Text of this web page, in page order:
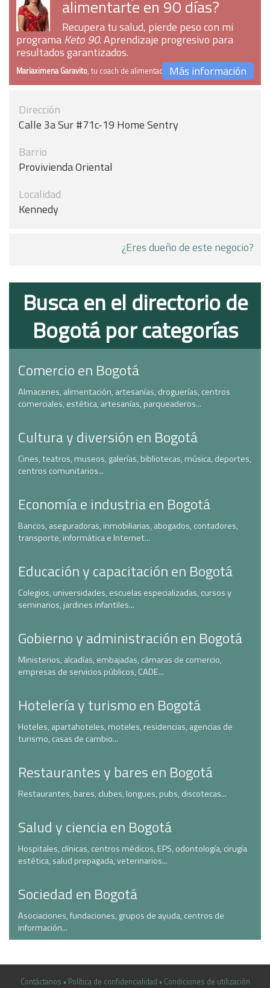
alimentarte en 90 días?
Recupera tu salud, pierde peso con mi
programaKeto 90. Aprendizaje progresivo para
resultados garantizados.
Mariaximena Garavito, tu coach de alimentaciónMás información
Dirección
Calle 3a Sur #71c-19 Home Sentry
Barrio
Provivienda Oriental
Localidad
Kennedy
¿Eres dueño de este negocio?
Busca en el directorio de
Bogotá por categorías
Comercio en Bogotá
Almacenes, alimentación, artesanías, droguerías, centros
comerciales, estética, artesanías, parqueaderos...
Cultura y diversión en Bogotá
Cines, teatros, museos, galerías, bibliotecas, música, deportes,
centros comunitarios...
Economía e industria en Bogotá
Bancos, aseguradoras, inmobiliarias, abogados, contadores,
transporte, informática e Internet...
Educación y capacitación en Bogotá
Colegios, universidades, escuelas especializadas, cursos y
seminarios, jardines infantiles...
Gobierno y administración en Bogotá
Ministerios, alcadías, embajadas, cámaras de comercio,
empresas de servicios públicos, CADE...
Hotelería y turismo en Bogotá
Hoteles, apartahoteles, moteles, residencias, agencias de
turismo, casas de cambio...
Restaurantes y bares en Bogotá
Restaurantes, bares, clubes, longues, pubs, discotecas...
Salud y ciencia en Bogotá
Hospitales, clínicas, centros médicos, EPS, odontología, cirugía
estética, salud prepagada, veterinarios...
Sociedad en Bogotá
Asociaciones, fundaciones, grupos de ayuda, centros de
información...
Contáctanos • Política de confidencialidad • Condiciones de utilización